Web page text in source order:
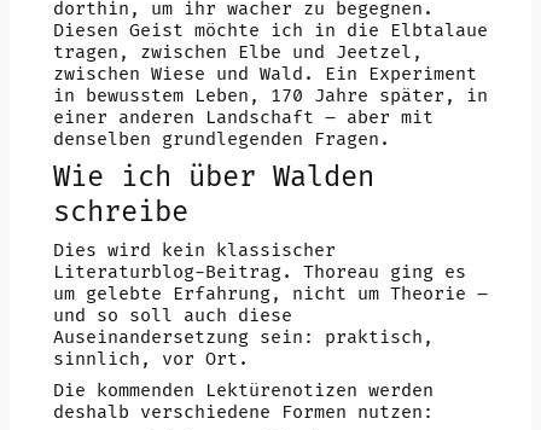
dorthin, um ihr wacher zu begegnen.
Diesen Geist möchte ich in die Elbtalaue
tragen, zwischen Elbe und Jeetzel,
zwischen Wiese und Wald. Ein Experiment
in bewusstem Leben, 170 Jahre später, in
einer anderen Landschaft – aber mit
denselben grundlegenden Fragen.
Wie ich über Walden
schreibe
Dies wird kein klassischer
Literaturblog-Beitrag. Thoreau ging es
um gelebte Erfahrung, nicht um Theorie –
und so soll auch diese
Auseinandersetzung sein: praktisch,
sinnlich, vor Ort.
Die kommenden Lektürenotizen werden
deshalb verschiedene Formen nutzen: